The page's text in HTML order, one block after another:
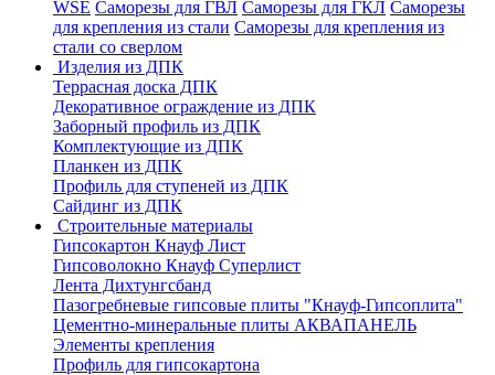
WSE Саморезы для ГВЛ Саморезы для ГКЛ Саморезы
для крепления из стали Саморезы для крепления из
стали со сверлом
Изделия из ДПК
Террасная доска ДПК
Декоративное ограждение из ДПК
Заборный профиль из ДПК
Комплектующие из ДПК
Планкен из ДПК
Профиль для ступеней из ДПК
Сайдинг из ДПК
Строительные материалы
Гипсокартон Кнауф Лист
Гипсоволокно Кнауф Суперлист
Лента Дихтунгсбанд
Пазогребневые гипсовые плиты "Кнауф-Гипсоплита"
Цементно-минеральные плиты АКВАПАНЕЛЬ
Элементы крепления
Профиль для гипсокартона